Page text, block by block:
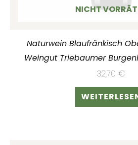
NICHT
Naturwein Blaufränkisch
Weingut Triebaumer
32,70 €